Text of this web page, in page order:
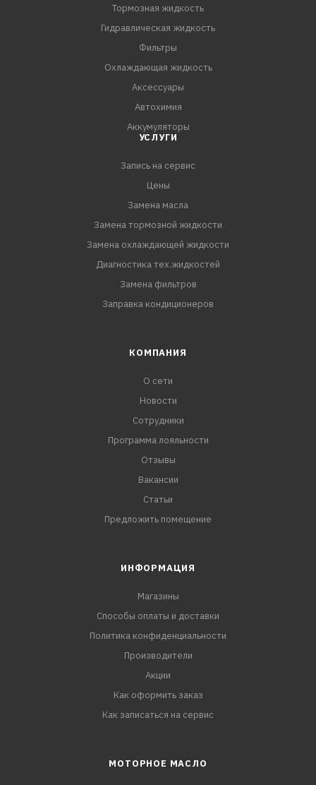
Тормозная жидкость
Гидравлическая жидкость
Фильтры
Охлаждающая жидкость
Аксессуары
Автохимия
Аккумуляторы
УСЛУГИ
Запись на сервис
Цены
Замена масла
Замена тормозной жидкости
Замена охлаждающей жидкости
Диагностика тех.жидкостей
Замена фильтров
Заправка кондиционеров
КОМПАНИЯ
О сети
Новости
Сотрудники
Программа лояльности
Отзывы
Вакансии
Статьи
Предложить помещение
ИНФОРМАЦИЯ
Магазины
Способы оплаты и доставки
Политика конфиденциальности
Производители
Акции
Как оформить заказ
Как записаться на сервис
МОТОРНОЕ МАСЛО